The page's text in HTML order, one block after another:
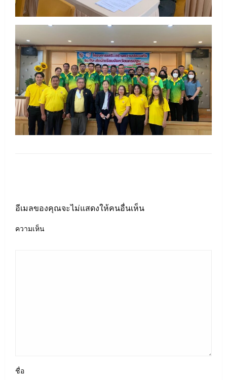
อีเมลของคุณจะไม่แสดงให้คนอื่นเห็น
ความเห็น
ชื่อ